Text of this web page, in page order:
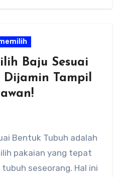
Baju Sesuai
Dijamin Tampil
Bentuk Tubuh adalah
pakaian yang tepat
seseorang. Hal ini